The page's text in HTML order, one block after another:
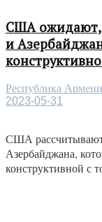
США ожидают,
и
Республика
2023-05-31
США
Азербайджана,
конструктивной с